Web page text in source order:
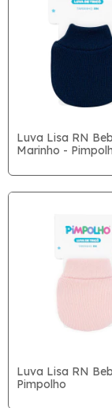
Luva Lisa RN
Marinho -
Luva Lisa RN
Pimpolho